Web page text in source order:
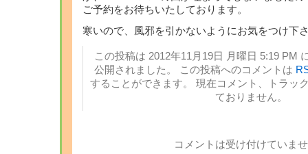
ご予約をお待ちいたしております。
寒いので、風邪を引かないようにお気をつけ下
この投稿は 2012年11月19日 月曜日 5:19 PM
公開されました。 この投稿へのコメントは
することができます。 現在コメント、トラッ
ておりません。
コメントは受け付けていま